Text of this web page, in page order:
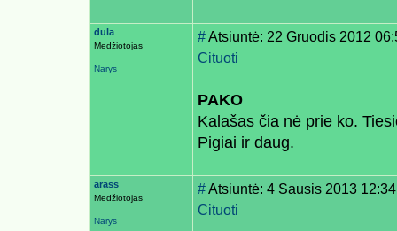
dula
Medžiotojas
Narys
#Atsiuntė: 22 Gruodis 2012
Cituoti
PAKO
Kalašas čia nė prie ko.
Pigiai ir daug.
arass
Medžiotojas
Narys
#Atsiuntė: 4 Sausis 2013
Cituoti